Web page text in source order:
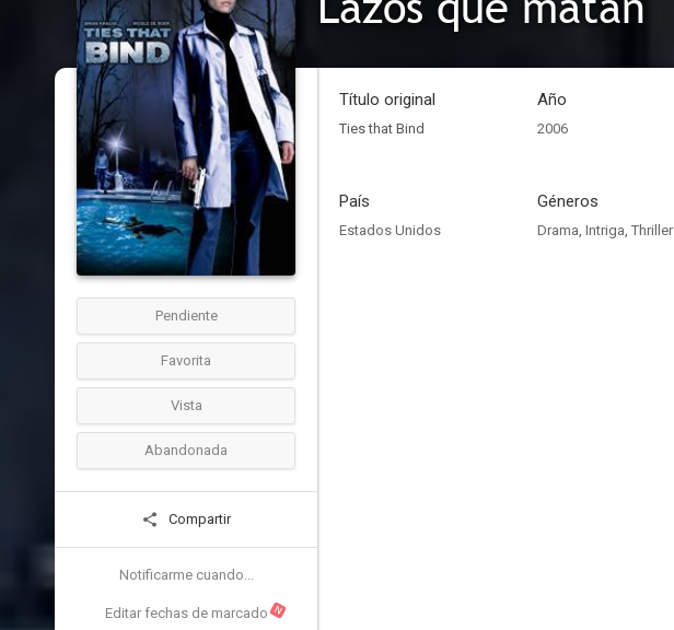
Pendiente
Favorita
Vista
Abandonada
Compartir
Notificarme cuando...
Editar fechas de marcado N
Título original
Ties that Bind
Año
2006
País
Estados Unidos
Géneros
Drama, Intriga, Thriller